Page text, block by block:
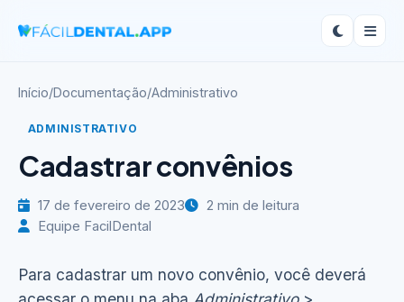
Início/Documentação/Administrativo
ADMINISTRATIVO
Cadastrar convênios
17 de fevereiro de 2023
2 min de leitura
Equipe FacilDental
Para cadastrar um novo convênio, você deverá